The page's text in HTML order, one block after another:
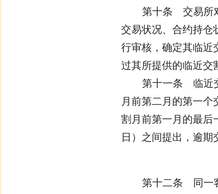
第十条 交易所
交易状况、合约持仓
行审核，确定其临近
过其所提供的临近交
第十一条 临近
月前第二月的第一
割月前第一月的最后
日）之间提出，逾
第十二条 同一